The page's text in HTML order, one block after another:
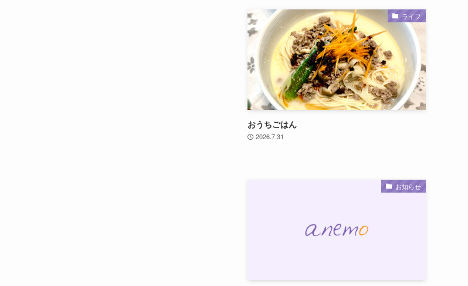
ライフ
おうちごはん
2026.7.31
お知らせ